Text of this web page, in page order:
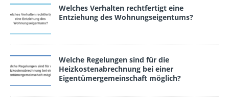
Welches Verhalten rechtfertigt eine
Entziehung des Wohnungseigentums?
Welche Regelungen sind für die
Heizkostenabrechnung bei einer
Eigentümergemeinschaft möglich?